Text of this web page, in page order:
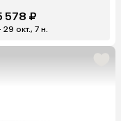
578 ₽
29 окт., 7 н.